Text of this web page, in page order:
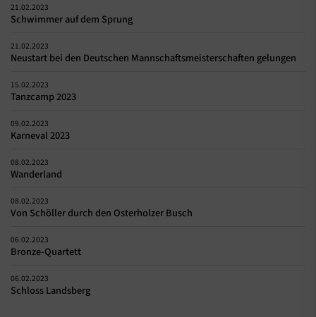
21.02.2023
Schwimmer auf dem Sprung
21.02.2023
Neustart bei den Deutschen Mannschaftsmeisterschaften gelungen
15.02.2023
Tanzcamp 2023
09.02.2023
Karneval 2023
08.02.2023
Wanderland
08.02.2023
Von Schöller durch den Osterholzer Busch
06.02.2023
Bronze-Quartett
06.02.2023
Schloss Landsberg